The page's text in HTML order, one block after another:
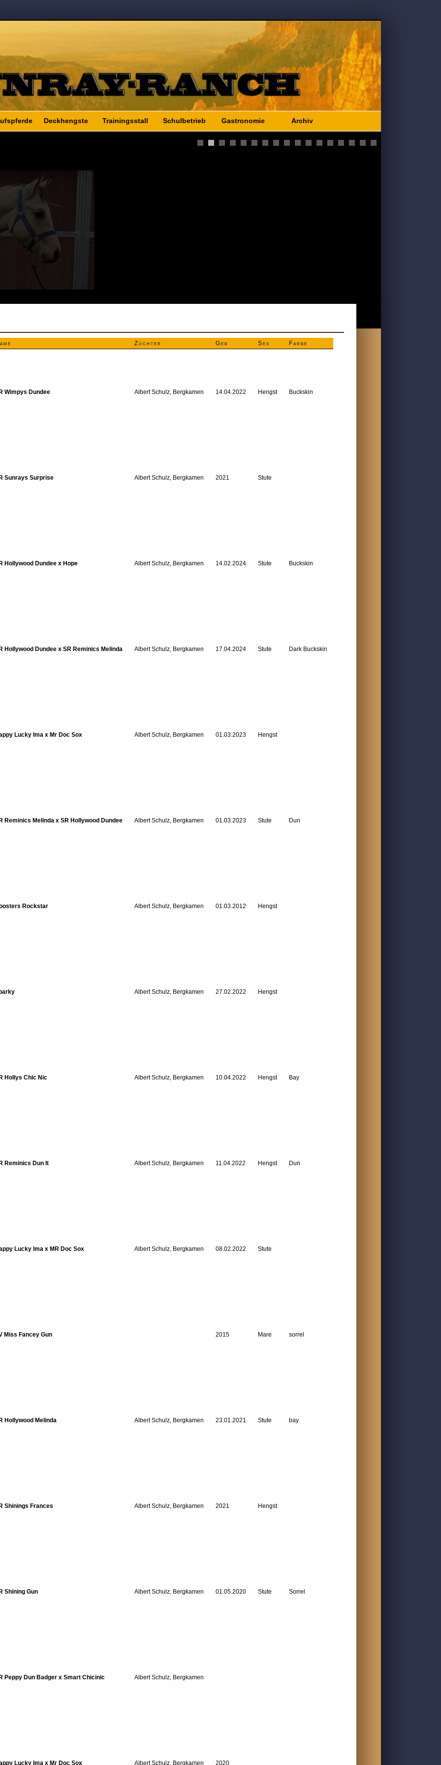
Deckhengste Trainingsstall Schulbetrieb Gastronomie Archiv
Züchter Geb Sex Farbe
Wimpys Dundee Albert Schulz, Bergkamen 14.04.2022 Hengst Buckskin
Sunrays Surprise Albert Schulz, Bergkamen 2021 Stute
Hollywood Dundee x Hope Albert Schulz, Bergkamen 14.02.2024 Stute Buckskin
Hollywood Dundee x SR Reminics Melinda Albert Schulz, Bergkamen 17.04.2024 Stute Dark Buckskin
Lucky Ima x Mr Doc Sox Albert Schulz, Bergkamen 01.03.2023 Hengst
Reminics Melinda x SR Hollywood Dundee Albert Schulz, Bergkamen 01.03.2023 Stute Dun
Rockstar Albert Schulz, Bergkamen 01.03.2012 Hengst
Albert Schulz, Bergkamen 27.02.2022 Hengst
Hollys Chic Nic Albert Schulz, Bergkamen 10.04.2022 Hengst Bay
Reminics Dun It Albert Schulz, Bergkamen 11.04.2022 Hengst Dun
Lucky Ima x MR Doc Sox Albert Schulz, Bergkamen 08.02.2022 Stute
Miss Fancey Gun 2015 Mare sorrel
Hollywood Melinda Albert Schulz, Bergkamen 23.01.2021 Stute bay
Shinings Frances Albert Schulz, Bergkamen 2021 Hengst
Shining Gun Albert Schulz, Bergkamen 01.05.2020 Stute Sorrel
Peppy Dun Badger x Smart Chicinic Albert Schulz, Bergkamen
Lucky Ima x Mr Doc Sox Albert Schulz, Bergkamen 2020